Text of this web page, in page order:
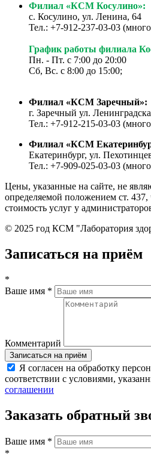
Филиал «КСМ Косулино»:
с. Косулино, ул. Ленина, 64
Тел.: +7-912-237-03-03
График работы филиала
Пн. - Пт. с 7:00 до 20:00
Сб, Вс. с 8:00 до 15:00;
Филиал «КСМ Заречный»:
г. Заречный ул.
Тел.: +7-912-215-03-03
Филиал «КСМ
Екатеринбург, ул.
Тел.: +7-909-025-03-03
Цены, указанные на сайте, не
определяемой положением ст.
стоимость услуг у
© 2025 год КСМ "Лаборатория
Записаться на приём
*
Ваше имя *
Комментарий
Я согласен на обработку
соответствии с условиями,
соглашении
Заказать обратный
Ваше имя *
*